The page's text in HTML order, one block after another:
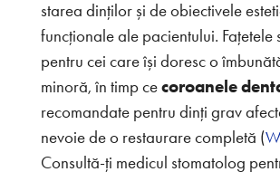
starea dinților și de obiectivele
funcționale ale pacientului. Fațetele
pentru cei care își doresc o
minoră, în timp cecoroanele
recomandate pentru dinți grav
nevoie de o restaurare completă (
Consultă-ți medicul stomatolog